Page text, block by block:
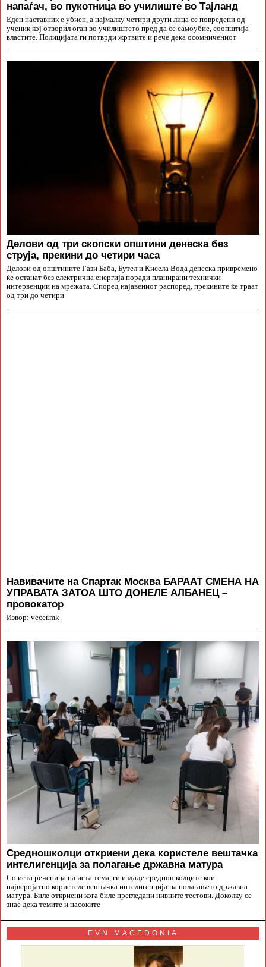
напаѓач, во пукотница во училиште во Тајланд
Еден наставник е убиен, а најмалку четири други лица се повредени од
ученик кој отворил оган во училиштето пред да се самоубие, соопштија
властите. Полицијата ги потврди жртвите и рече дека осомничениот
Делови од три скопски општини денеска без
струја, прекини до четири часа
Делови од општините Гази Баба, Бутел и Кисела Вода денеска привремено
ќе останат без електрична енергија поради планирани технички
интервенции на мрежата. Според најавениот распоред, прекините ќе траат
од три до четири
Навивачите на Спартак Москва БАРААТ СМЕНА НА
УПРАВАТА ЗАТОА ШТО ДОНЕЛЕ АЛБАНЕЦ –
провокатор
Извор: vecer.mk
Средношколци откриени дека користеле вештачка
интелигенција за полагање државна матура
Со иста реченица на иста тема, ги издаде средношколците кои
најверојатно користеле вештачка интелигенција на полагањето државна
матура. Биле откриени кога биле прегледани нивните тестови. Доколку се
знае дека темите и насоките
EVN MACEDONIA